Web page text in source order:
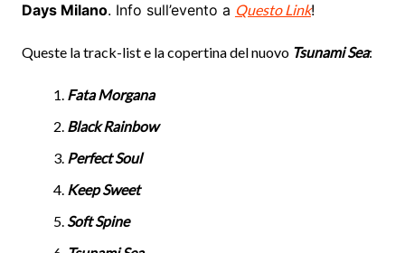
Days Milano. Info sull’evento a Questo Link!
Queste la track-list e la copertina del nuovo Tsunami Sea:
Fata Morgana
Black Rainbow
Perfect Soul
Keep Sweet
Soft Spine